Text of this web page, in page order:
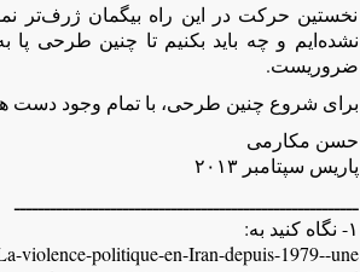
نخستین حرکت در این راه بیگمان ژرف‌تر
نشده‌ایم و چه باید بکنیم تا چنین طرحی پا
ضروریست.
برای شروع چنین طرحی، با تمام وجود
حسن مکارمی
پاريس سپتامبر ۲۰۱۳
ـــــــــــــــــــــــــــــــــــــــــــــــــــــــــ
١- نگاه کنيد به:
violence-politique-en-Iran-depuis-1979--une